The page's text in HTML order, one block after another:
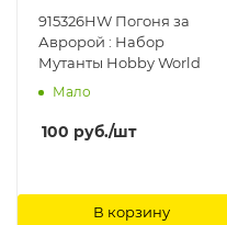
915326HW Погоня за
Авророй : Набор
Мутанты Hobby World
Мало
100 руб./шт
В корзину